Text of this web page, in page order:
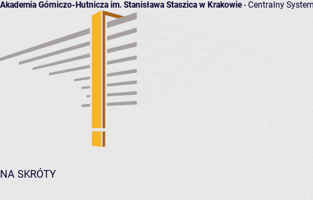
Akademia Górniczo-Hutnicza im. Stanisława Staszica w Krakowie- Centralny
NA SKRÓTY